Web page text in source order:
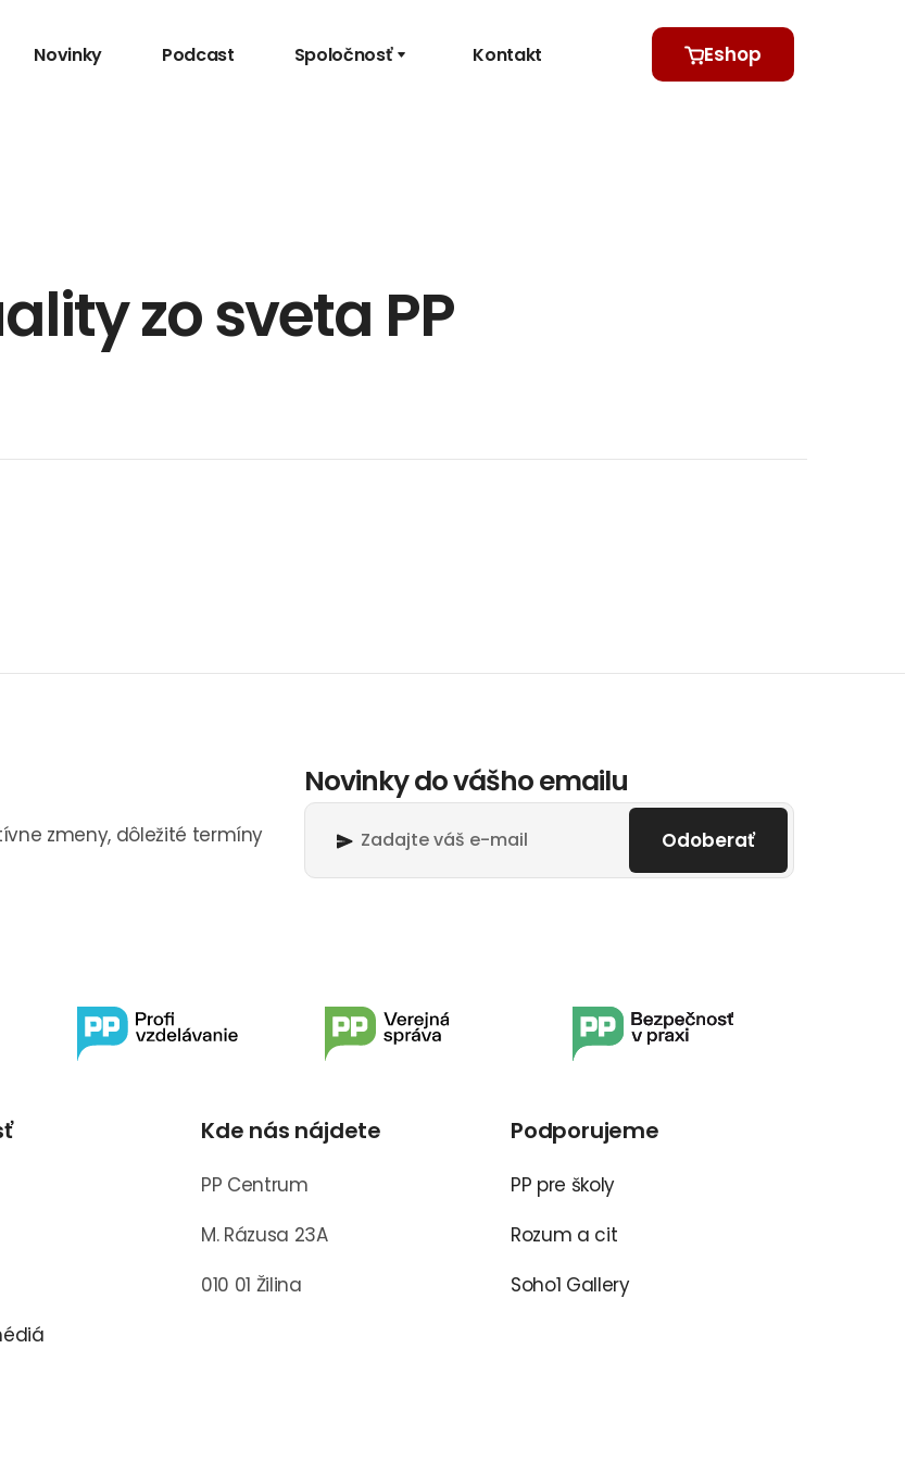
Novinky Podcast Spoločnosť Kontakt Eshop
zo sveta PP
zmeny, dôležité termíny
Novinky do vášho emailu
Odoberať
Kde nás nájdete
PP Centrum
M. Rázusa 23A
010 01 Žilina
Podporujeme
PP pre školy
Rozum a cit
Soho1 Gallery